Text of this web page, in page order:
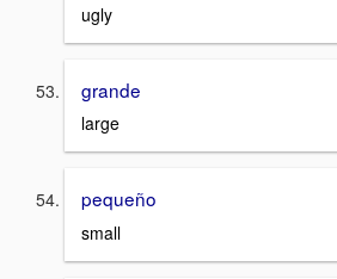
ugly
grande
large
pequeño
small